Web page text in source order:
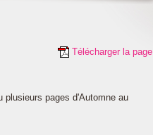
Télécharger la page
plusieurs pages d'Automne au